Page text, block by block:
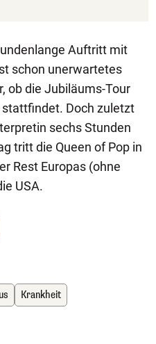
Auftritt mit
schon unerwartetes
ob die Jubiläums-Tour
Doch zuletzt
sechs Stunden
tritt die Queen of Pop in
Rest Europas (ohne
USA.
Krankheit